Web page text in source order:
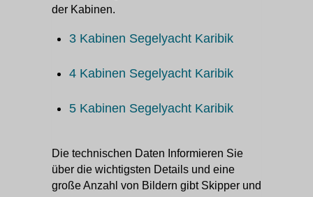
der Kabinen.
3 Kabinen Segelyacht Karibik
4 Kabinen Segelyacht Karibik
5 Kabinen Segelyacht Karibik
Die technischen Daten Informieren Sie
über die wichtigsten Details und eine
große Anzahl von Bildern gibt Skipper und